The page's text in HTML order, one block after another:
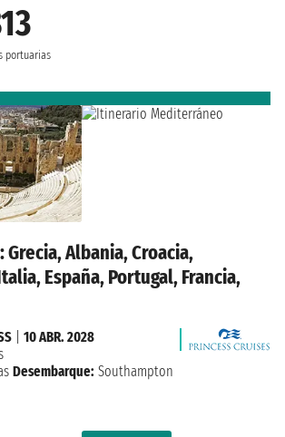
portuarias
Albania, Croacia,
España, Portugal, Francia,
10 ABR. 2028
Desembarque: Southampton